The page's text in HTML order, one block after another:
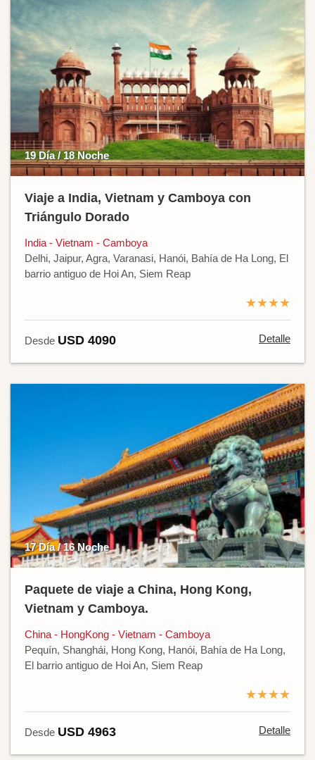
19 Día / 18 Noche
Viaje a India, Vietnam y Camboya con
Triángulo Dorado
India - Vietnam - Camboya
Delhi, Jaipur, Agra, Varanasi, Hanói, Bahía de Ha Long, El
barrio antiguo de Hoi An, Siem Reap
★★★★
Desde USD 4090 Detalle
17 Día / 16 Noche
Paquete de viaje a China, Hong Kong,
Vietnam y Camboya.
China - HongKong - Vietnam - Camboya
Pequín, Shanghái, Hong Kong, Hanói, Bahía de Ha Long,
El barrio antiguo de Hoi An, Siem Reap
★★★★
Desde USD 4963 Detalle